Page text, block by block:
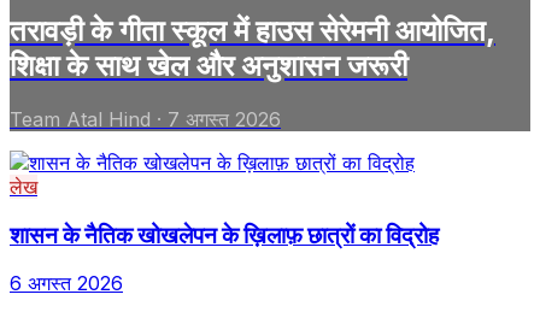
तरावड़ी के गीता स्कूल में हाउस सेरेमनी आयोजित,
शिक्षा के साथ खेल और अनुशासन जरूरी
Team Atal Hind · 7 अगस्त 2026
लेख
शासन के नैतिक खोखलेपन के ख़िलाफ़ छात्रों का विद्रोह
6 अगस्त 2026